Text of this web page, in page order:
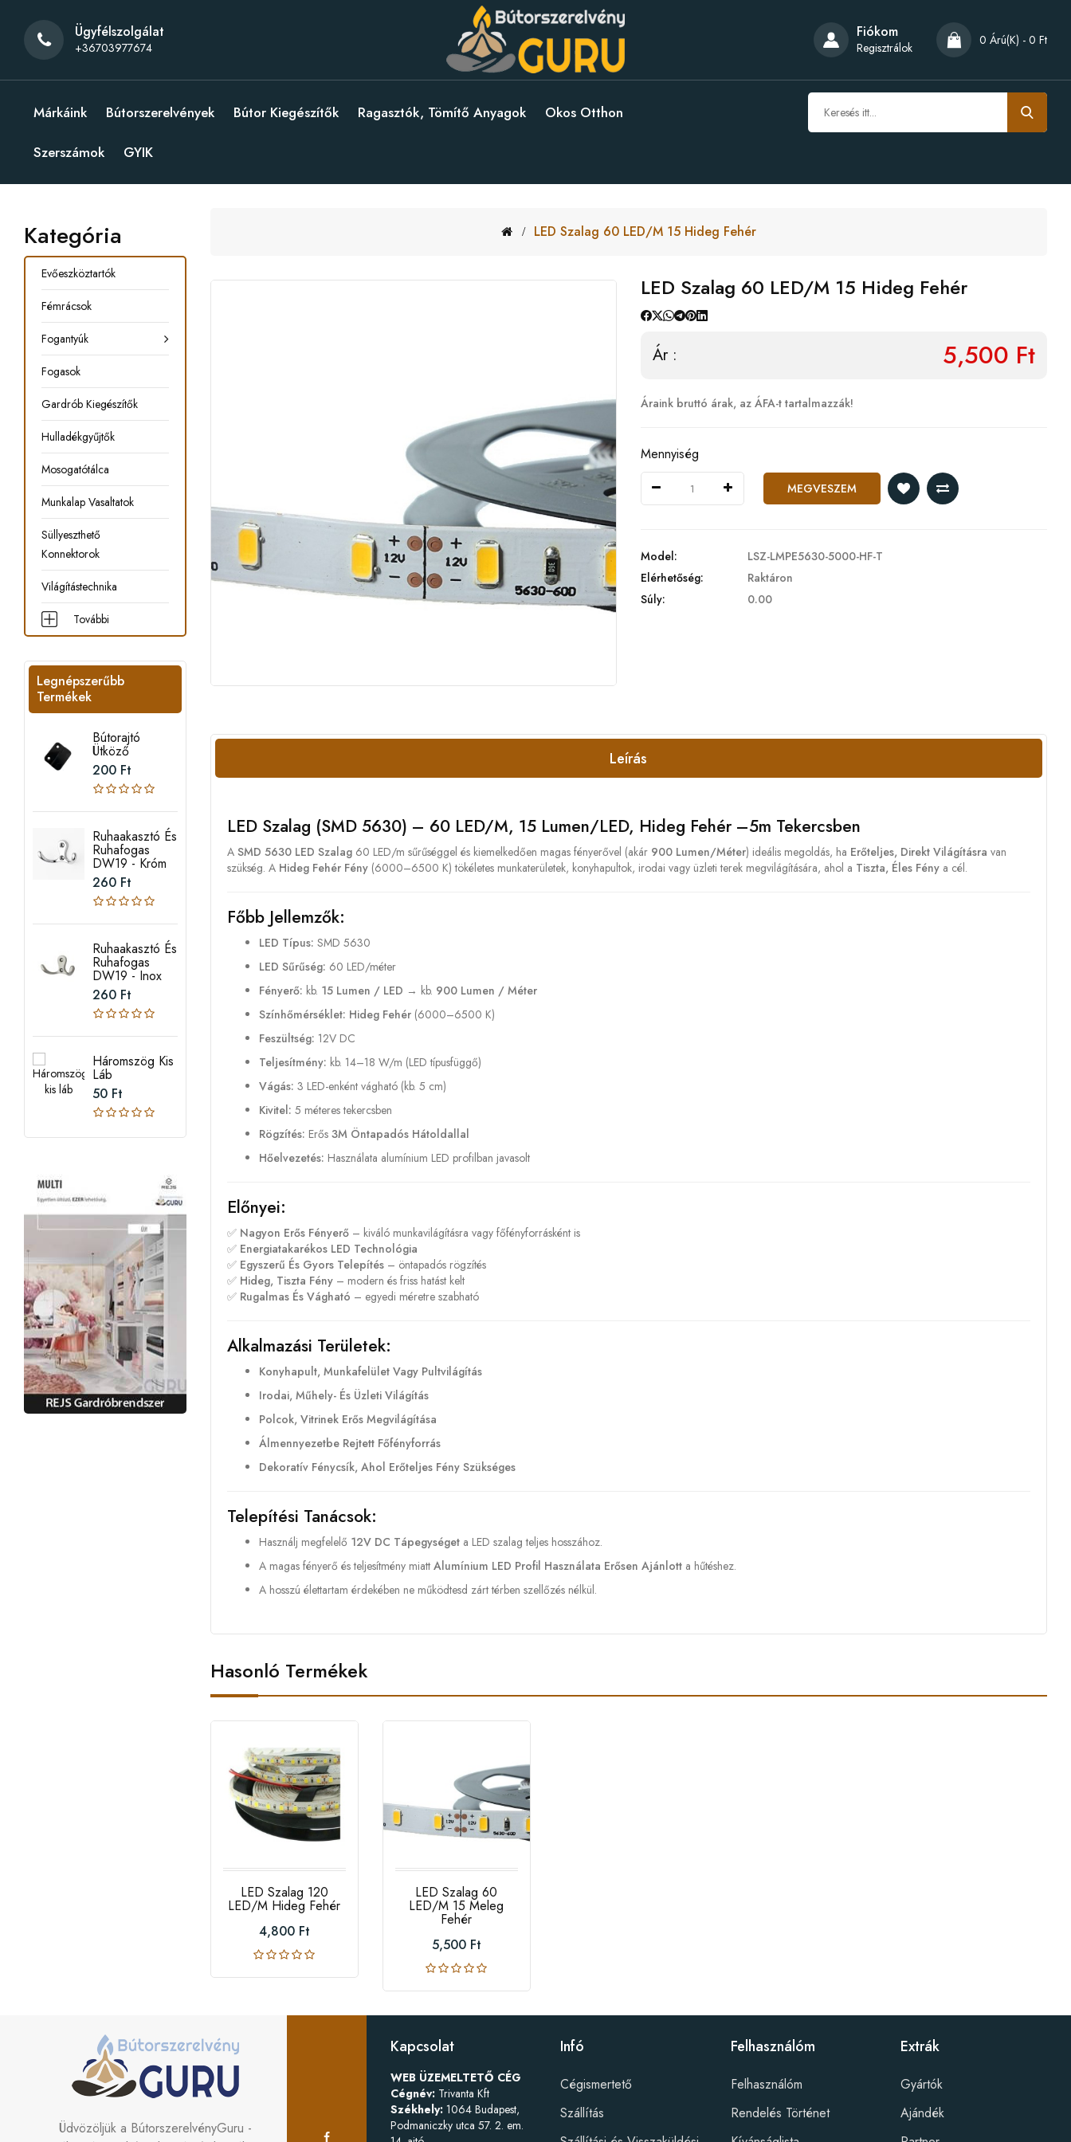
Ügyfélszolgálat
+36703977674
Fiókom
Regisztrálok 0 Árú(k) - 0 Ft
Márkáink Bútorszerelvények Bútor Kiegészítők Ragasztók, Tömítő Anyagok Okos Otthon
Szerszámok GYIK
Kategória
Evőeszköztartók
Fémrácsok
Fogantyúk
Fogasok
Gardrób Kiegészítők
Hulladékgyűjtők
Mosogatótálca
Munkalap Vasaltatok
Süllyeszthető
Konnektorok
Világítástechnika
További
Legnépszerűbb
Termékek
Bútorajtó
Ütköző
200 Ft
Ruhaakasztó És
Ruhafogas
DW19 - Króm
260 Ft
Ruhaakasztó És
Ruhafogas
DW19 - Inox
260 Ft
Háromszög Kis
Láb
50 Ft
LED Szalag 60 LED/m 15 Hideg Fehér
LED Szalag 60 LED/m 15 Hideg Fehér
Ár : 5,500 Ft
Áraink bruttó árak, az ÁFA-t tartalmazzák!
Mennyiség
MEGVESZEM
Model:
LSZ-LMPE5630-5000-HF-T
Elérhetőség:
Raktáron
Súly:
0.00
Leírás
LED Szalag (SMD 5630) – 60 LED/m, 15 Lumen/LED, Hideg Fehér –5m Tekercsben
A SMD 5630 LED Szalag60 LED/m sűrűséggel és kiemelkedően magas fényerővel (akár 900 Lumen/méter) ideális megoldás, ha Erőteljes, Direkt Világításra van
szükség. A Hideg Fehér Fény(6000–6500 K) tökéletes munkaterületek, konyhapultok, irodai vagy üzleti terek megvilágítására, ahol a Tiszta, Éles Fénya cél.
Főbb Jellemzők:
LED Típus: SMD 5630
LED Sűrűség: 60 LED/méter
Fényerő: kb. 15 Lumen / LED → kb. 900 Lumen / Méter
Színhőmérséklet: Hideg Fehér(6000–6500 K)
Feszültség: 12V DC
Teljesítmény: kb. 14–18 W/m (LED típusfüggő)
Vágás: 3 LED-enként vágható (kb. 5 cm)
Kivitel: 5 méteres tekercsben
Rögzítés: Erős 3M Öntapadós Hátoldallal
Hőelvezetés: Használata alumínium LED profilban javasolt
Előnyei:
✅ Nagyon Erős Fényerő– kiváló munkavilágításra vagy főfényforrásként is
✅ Energiatakarékos LED Technológia
✅ Egyszerű És Gyors Telepítés– öntapadós rögzítés
✅ Hideg, Tiszta Fény– modern és friss hatást kelt
✅ Rugalmas És Vágható – egyedi méretre szabható
Alkalmazási Területek:
Konyhapult, Munkafelület Vagy Pultvilágítás
Irodai, Műhely- És Üzleti Világítás
Polcok, Vitrinek Erős Megvilágítása
Álmennyezetbe Rejtett Főfényforrás
Dekoratív Fénycsík, Ahol Erőteljes Fény Szükséges
Telepítési Tanácsok:
Használj megfelelő 12V DC Tápegységeta LED szalag teljes hosszához.
A magas fényerő és teljesítmény miatt Alumínium LED Profil Használata Erősen Ajánlotta hűtéshez.
A hosszú élettartam érdekében ne működtesd zárt térben szellőzés nélkül.
Hasonló Termékek
LED Szalag 120
LED/m Hideg Fehér
4,800 Ft
LED Szalag 60
LED/m 15 Meleg
Fehér
5,500 Ft
Üdvözöljük a BútorszerelvényGuru -
Kapcsolat
WEB ÜZEMELTETŐ CÉG
Cégnév:Trivanta Kft
Székhely:1064 Budapest,
Podmaniczky utca 57. 2. em.
Infó
Cégismertető
Szállítás
Felhasználóm
Felhasználóm
Rendelés Történet
Extrák
Gyártók
Ajándék